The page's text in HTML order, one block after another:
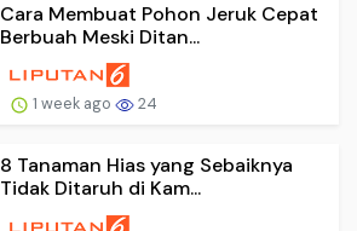
Cara Membuat Pohon Jeruk Cepat
Berbuah Meski Ditan...
1 week ago 24
8 Tanaman Hias yang Sebaiknya
Tidak Ditaruh di Kam...